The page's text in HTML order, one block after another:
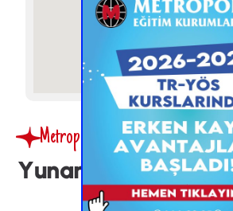
Metropol TR-YÖS
Yunan Şubeleri